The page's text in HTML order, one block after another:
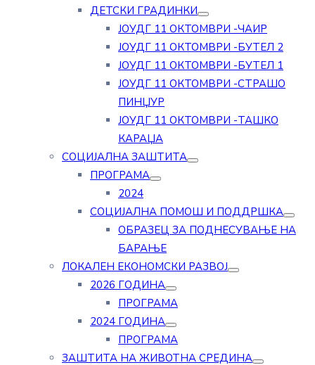
ДЕТСКИ ГРАДИНКИ
ЈОУДГ 11 ОКТОМВРИ -ЧАИР
ЈОУДГ 11 ОКТОМВРИ -БУТЕЛ 2
ЈОУДГ 11 ОКТОМВРИ -БУТЕЛ 1
ЈОУДГ 11 ОКТОМВРИ -СТРАШО
ПИНЏУР
ЈОУДГ 11 ОКТОМВРИ -ТАШКО
КАРАЏА
СОЦИЈАЛНА ЗАШТИТА
ПРОГРАМА
2024
СОЦИЈАЛНА ПОМОШ И ПОДДРШКА
ОБРАЗЕЦ ЗА ПОДНЕСУВАЊЕ НА
БАРАЊЕ
ЛОКАЛЕН ЕКОНОМСКИ РАЗВОЈ
2026 ГОДИНА
ПРОГРАМА
2024 ГОДИНА
ПРОГРАМА
ЗАШТИТА НА ЖИВОТНА СРЕДИНА